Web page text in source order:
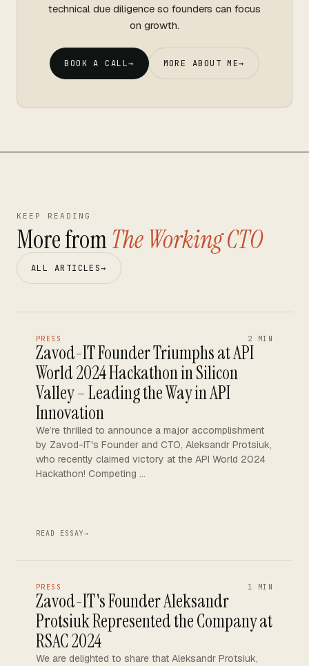
technical due diligence so founders can focus
on growth.
BOOK A CALL→ MORE ABOUT ME→
KEEP READING
More fromThe Working CTO
ALL ARTICLES→
PRESS 2 MIN
Zavod-IT Founder Triumphs at API
World 2024 Hackathon in Silicon
Valley – Leading the Way in API
Innovation
We’re thrilled to announce a major accomplishment
by Zavod-IT's Founder and CTO, Aleksandr Protsiuk,
who recently claimed victory at the API World 2024
Hackathon! Competing …
READ ESSAY→
PRESS 1 MIN
Zavod-IT's Founder Aleksandr
Protsiuk Represented the Company at
RSAC 2024
We are delighted to share that Aleksandr Protsiuk,